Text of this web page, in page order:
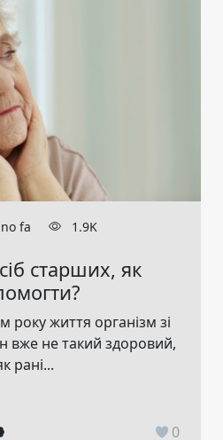
fa 1.9K
старших, як
року життя організм зі
вже не такий здоровий,
рані...
0